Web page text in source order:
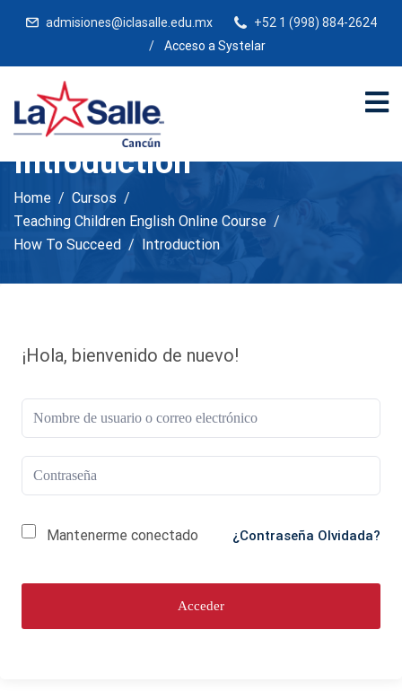
admisiones@iclasalle.edu.mx
+52 1 (998) 884-2624
/
Acceso a Systelar
Introduction
Home
Cursos
Teaching Children English Online Course
How To Succeed
Introduction
¡Hola, bienvenido de nuevo!
Mantenerme conectado ¿Contraseña Olvidada?
Acceder